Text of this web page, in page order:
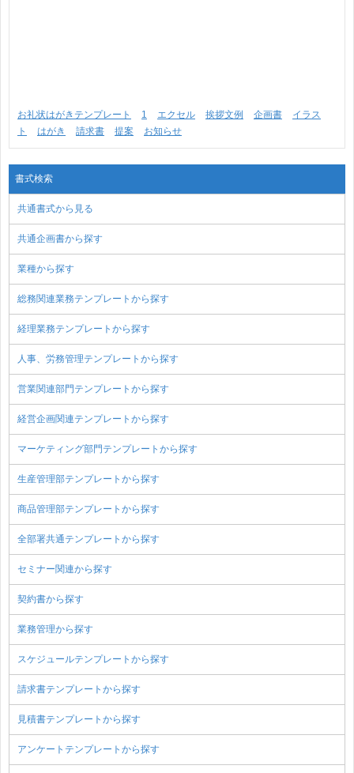
お礼状はがきテンプレート 1 エクセル 挨拶文例 企画書
イラス
ト
はがき 請求書 提案 お知らせ
書式検索
共通書式から見る
共通企画書から探す
業種から探す
総務関連業務テンプレートから探す
経理業務テンプレートから探す
人事、労務管理テンプレートから探す
営業関連部門テンプレートから探す
経営企画関連テンプレートから探す
マーケティング部門テンプレートから探す
生産管理部テンプレートから探す
商品管理部テンプレートから探す
全部署共通テンプレートから探す
セミナー関連から探す
契約書から探す
業務管理から探す
スケジュールテンプレートから探す
請求書テンプレートから探す
見積書テンプレートから探す
アンケートテンプレートから探す